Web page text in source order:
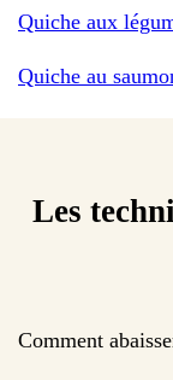
Quiche aux
Quiche au
Les
Comment